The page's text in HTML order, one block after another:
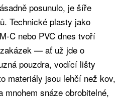
posunulo, je šíře
Technické plasty jako
C nebo PVC dnes tvoří
— ať už jde o
pouzdra, vodící lišty
materiály jsou lehčí než kov,
snáze obrobitelné,